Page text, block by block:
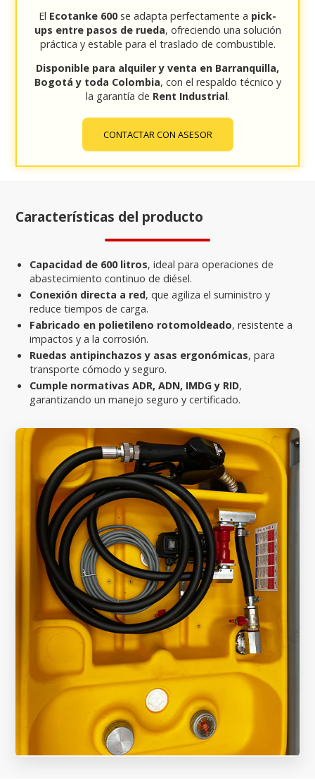
El Ecotanke 600se adapta perfectamente a pick-
ups entre pasos de rueda, ofreciendo una solución
práctica y estable para el traslado de combustible.
Disponible para alquiler y venta en Barranquilla,
Bogotá y toda Colombia, con el respaldo técnico y
la garantía de Rent Industrial.
CONTACTAR CON ASESOR
Características del producto
Capacidad de 600 litros, ideal para operaciones de
abastecimiento continuo de diésel.
Conexión directa a red, que agiliza el suministro y
reduce tiempos de carga.
Fabricado en polietileno rotomoldeado, resistente a
impactos y a la corrosión.
Ruedas antipinchazos y asas ergonómicas, para
transporte cómodo y seguro.
Cumple normativas ADR, ADN, IMDG y RID,
garantizando un manejo seguro y certificado.